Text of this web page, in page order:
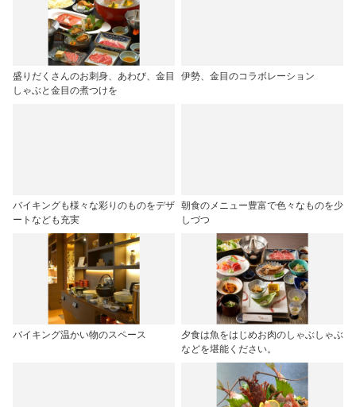
盛りだくさんのお刺身、あわび、金目
しゃぶと金目の煮つけを
伊勢、金目のコラボレーション
バイキングも様々な彩りのものをデザ
ートなども充実
朝食のメニュー豊富で色々なものを少
しづつ
バイキング温かい物のスペース
夕食は魚をはじめお肉のしゃぶしゃぶ
などを堪能ください。